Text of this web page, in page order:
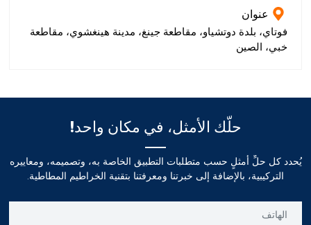
عنوان
فوتاي، بلدة دوتشياو، مقاطعة جينغ، مدينة هينغشوي، مقاطعة
خبي، الصين
حلّك الأمثل، في مكان واحد!
يُحدد كل حلٍّ أمثلٍ حسب متطلبات التطبيق الخاصة به، وتصميمه، ومعاييره
التركيبية، بالإضافة إلى خبرتنا ومعرفتنا بتقنية الخراطيم المطاطية.